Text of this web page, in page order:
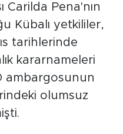
Carilda Pena'nın
Kübalı yetkililer,
tarihlerinde
kararnameleri
ambargosunun
olumsuz